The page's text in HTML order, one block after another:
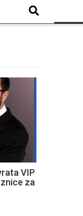
VIP
za